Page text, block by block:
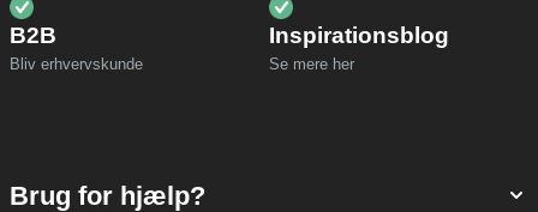
B2B
Bliv erhvervskunde
Inspirationsblog
Se mere her
Brug for hjælp?